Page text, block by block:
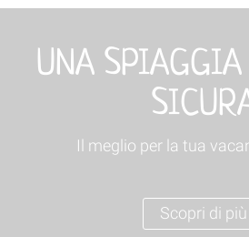
UNA
Il meglio per la tua
Scopri di più